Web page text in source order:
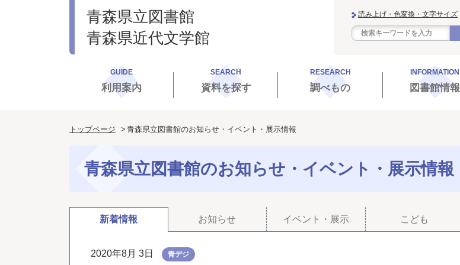
青森県立図書館
青森県近代文学館
読み上げ・色変換・文字サイズ
GUIDE
利用案内
SEARCH
資料を探す
RESEARCH
調べもの
INFORMATION
図書館情報
トップページ 青森県立図書館のお知らせ・イベント・展示情報
青森県立図書館のお知らせ・イベント・展示情報
新着情報 お知らせ イベント・展示 こども
2020年8月 3日 青デジ